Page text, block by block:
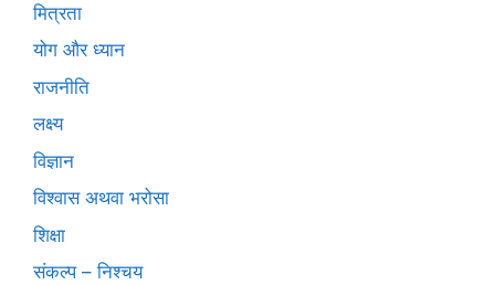
मित्रता
योग और ध्यान
राजनीति
लक्ष्य
विज्ञान
विश्वास अथवा भरोसा
शिक्षा
संकल्प – निश्चय